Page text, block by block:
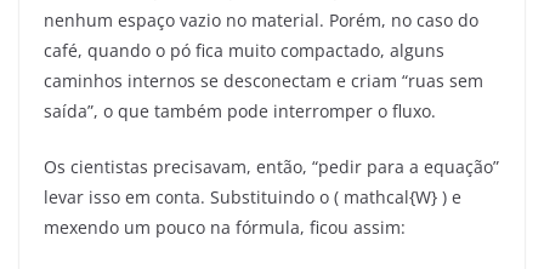
nenhum espaço vazio no material. Porém, no caso do
café, quando o pó fica muito compactado, alguns
caminhos internos se desconectam e criam “ruas sem
saída”, o que também pode interromper o fluxo.
Os cientistas precisavam, então, “pedir para a equação”
levar isso em conta. Substituindo o ( mathcal{W} ) e
mexendo um pouco na fórmula, ficou assim: